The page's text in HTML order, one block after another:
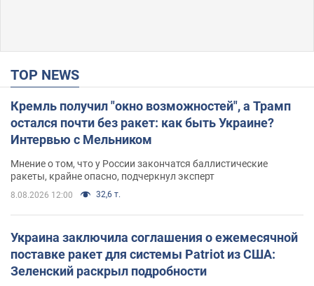
TOP NEWS
Кремль получил "окно возможностей", а Трамп
остался почти без ракет: как быть Украине?
Интервью с Мельником
Мнение о том, что у России закончатся баллистические
ракеты, крайне опасно, подчеркнул эксперт
8.08.2026 12:00 32,6 т.
Украина заключила соглашения о ежемесячной
поставке ракет для системы Patriot из США:
Зеленский раскрыл подробности